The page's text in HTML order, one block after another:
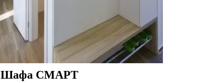
Шафа СМАРТ